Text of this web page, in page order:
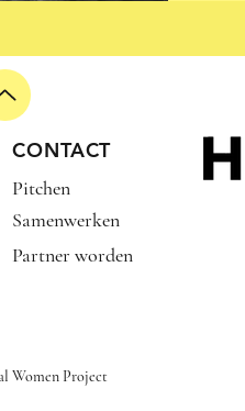
VAN
CONTACT
Pitchen
Samenwerken
Partner worden
Women Project